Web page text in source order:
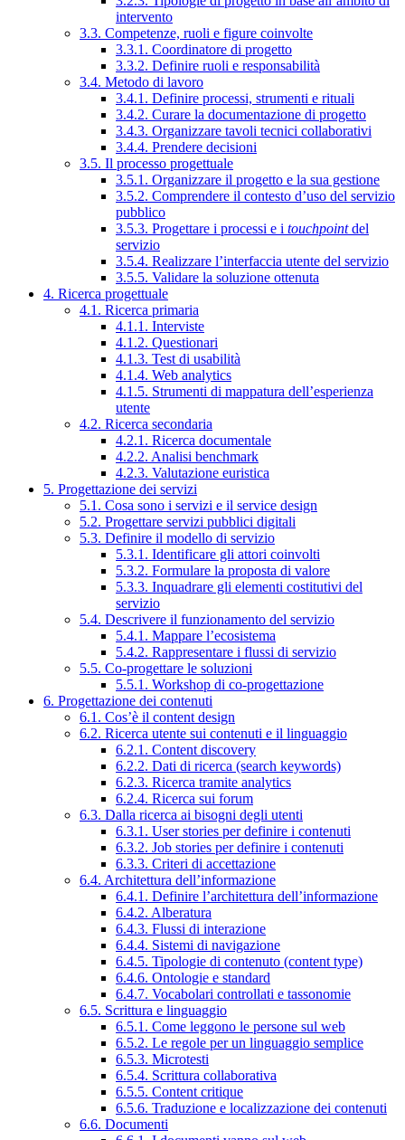
intervento
3.3. Competenze, ruoli e figure coinvolte
3.3.1. Coordinatore di progetto
3.3.2. Definire ruoli e responsabilità
3.4. Metodo di lavoro
3.4.1. Definire processi, strumenti e rituali
3.4.2. Curare la documentazione di progetto
3.4.3. Organizzare tavoli tecnici collaborativi
3.4.4. Prendere decisioni
3.5. Il processo progettuale
3.5.1. Organizzare il progetto e la sua gestione
3.5.2. Comprendere il contesto d’uso del servizio
pubblico
3.5.3. Progettare i processi e i touchpointdel
servizio
3.5.4. Realizzare l’interfaccia utente del servizio
3.5.5. Validare la soluzione ottenuta
4. Ricerca progettuale
4.1. Ricerca primaria
4.1.1. Interviste
4.1.2. Questionari
4.1.3. Test di usabilità
4.1.4. Web analytics
4.1.5. Strumenti di mappatura dell’esperienza
utente
4.2. Ricerca secondaria
4.2.1. Ricerca documentale
4.2.2. Analisi benchmark
4.2.3. Valutazione euristica
5. Progettazione dei servizi
5.1. Cosa sono i servizi e il service design
5.2. Progettare servizi pubblici digitali
5.3. Definire il modello di servizio
5.3.1. Identificare gli attori coinvolti
5.3.2. Formulare la proposta di valore
5.3.3. Inquadrare gli elementi costitutivi del
servizio
5.4. Descrivere il funzionamento del servizio
5.4.1. Mappare l’ecosistema
5.4.2. Rappresentare i flussi di servizio
5.5. Co-progettare le soluzioni
5.5.1. Workshop di co-progettazione
6. Progettazione dei contenuti
6.1. Cos’è il content design
6.2. Ricerca utente sui contenuti e il linguaggio
6.2.1. Content discovery
6.2.2. Dati di ricerca (search keywords)
6.2.3. Ricerca tramite analytics
6.2.4. Ricerca sui forum
6.3. Dalla ricerca ai bisogni degli utenti
6.3.1. User stories per definire i contenuti
6.3.2. Job stories per definire i contenuti
6.3.3. Criteri di accettazione
6.4. Architettura dell’informazione
6.4.1. Definire l’architettura dell’informazione
6.4.2. Alberatura
6.4.3. Flussi di interazione
6.4.4. Sistemi di navigazione
6.4.5. Tipologie di contenuto (content type)
6.4.6. Ontologie e standard
6.4.7. Vocabolari controllati e tassonomie
6.5. Scrittura e linguaggio
6.5.1. Come leggono le persone sul web
6.5.2. Le regole per un linguaggio semplice
6.5.3. Microtesti
6.5.4. Scrittura collaborativa
6.5.5. Content critique
6.5.6. Traduzione e localizzazione dei contenuti
6.6. Documenti